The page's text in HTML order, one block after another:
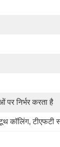
निर्भर करता है
कॉलिंग, टीएफटी